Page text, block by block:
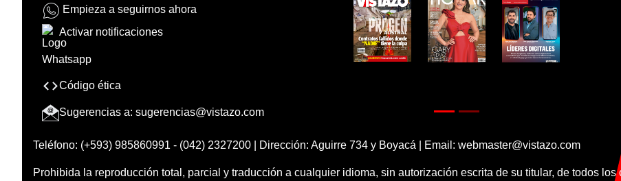
Empieza a seguirnos ahora
Activar notificaciones
Código ética
Sugerencias a: sugerencias@vistazo.com
Teléfono: (+593) 985860991 - (042) 2327200 | Dirección: Aguirre 734 y Boyacá | Email: webmaster@vistazo.com
Prohibida la reproducción total, parcial y traducción a cualquier idioma, sin autorización escrita de su titular, de todos los